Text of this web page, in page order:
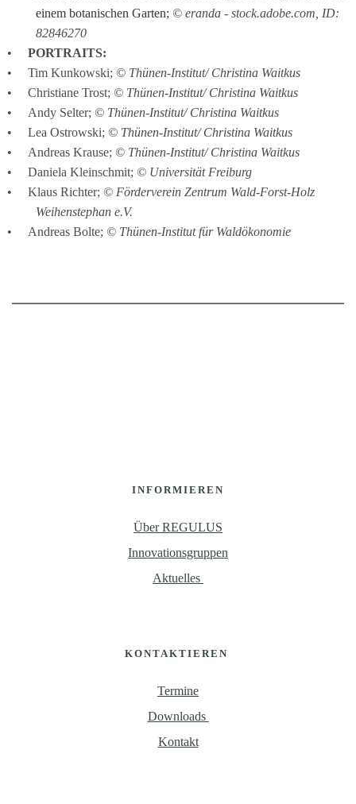
einem botanischen Garten; © eranda - stock.adobe.com, ID:
82846270
PORTRAITS:
Tim Kunkowski; © Thünen-Institut/ Christina Waitkus
Christiane Trost; © Thünen-Institut/ Christina Waitkus
Andy Selter; © Thünen-Institut/ Christina Waitkus
Lea Ostrowski; © Thünen-Institut/ Christina Waitkus
Andreas Krause; © Thünen-Institut/ Christina Waitkus
Daniela Kleinschmit; © Universität Freiburg
Klaus Richter; © Förderverein Zentrum Wald-Forst-Holz
Weihenstephan e.V.
Andreas Bolte; © Thünen-Institut für Waldökonomie
INFORMIEREN
Über REGULUS
Innovationsgruppen
Aktuelles
KONTAKTIEREN
Termine
Downloads
Kontakt